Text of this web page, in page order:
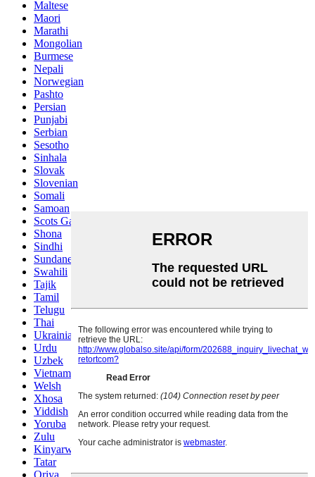
Maltese
Maori
Marathi
Mongolian
Burmese
Nepali
Norwegian
Pashto
Persian
Punjabi
Serbian
Sesotho
Sinhala
Slovak
Slovenian
Somali
Samoan
Scots Gaelic
Shona
Sindhi
Sundanese
Swahili
Tajik
Tamil
Telugu
Thai
Ukrainian
Urdu
Uzbek
Vietnamese
Welsh
Xhosa
Yiddish
Yoruba
Zulu
Kinyarwanda
Tatar
Oriya